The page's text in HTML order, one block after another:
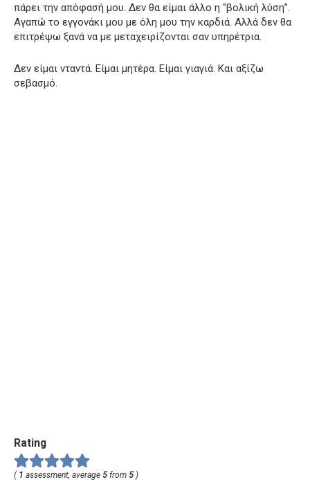
πάρει την απόφασή μου. Δεν θα είμαι άλλο η “βολική λύση”.
Αγαπώ το εγγονάκι μου με όλη μου την καρδιά. Αλλά δεν θα
επιτρέψω ξανά να με μεταχειρίζονται σαν υπηρέτρια.
Δεν είμαι νταντά. Είμαι μητέρα. Είμαι γιαγιά. Και αξίζω
σεβασμό.
Rating
( 1 assessment, average 5 from 5 )